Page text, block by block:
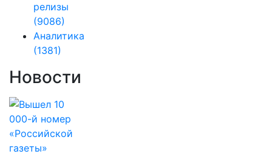
релизы
(9086)
Аналитика
(1381)
Новости